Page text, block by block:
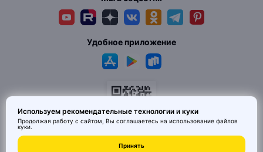
© 2026 MAI HE MAI. Маркетплейс дизайнерских товаров со всего
Удобное приложение
Используем рекомендательные технологии и куки
Продолжая работу с сайтом, Вы соглашаетесь на использование файлов
куки.
Принять